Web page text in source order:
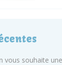
vous souhaite